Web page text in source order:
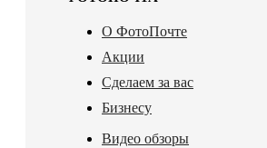
О ФотоПочте
Акции
Сделаем за вас
Бизнесу
Видео обзоры